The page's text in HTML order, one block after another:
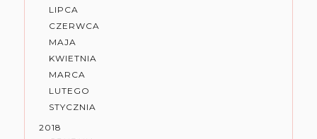
LIPCA
CZERWCA
MAJA
KWIETNIA
MARCA
LUTEGO
STYCZNIA
2018